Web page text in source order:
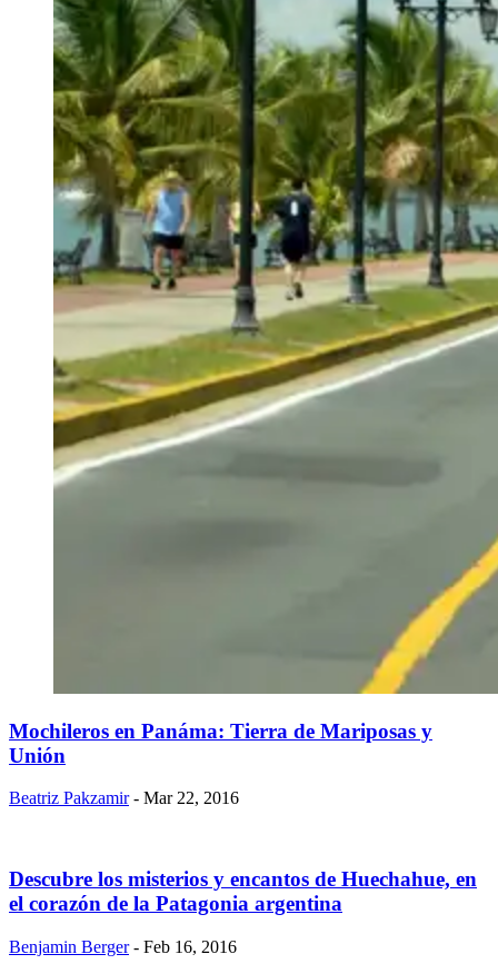
Mochileros en Panáma: Tierra de Mariposas y
Unión
Beatriz Pakzamir - Mar 22, 2016
Descubre los misterios y encantos de Huechahue, en
el corazón de la Patagonia argentina
Benjamin Berger - Feb 16, 2016